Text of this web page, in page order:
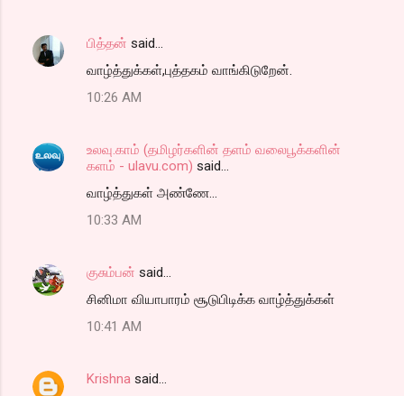
பித்தன் said…
வாழ்த்துக்கள்,புத்தகம் வாங்கிடுறேன்.
10:26 AM
உலவு.காம் (தமிழர்களின் தளம் வலைபூக்களின்
களம் - ulavu.com) said…
வாழ்த்துகள் அண்ணே...
10:33 AM
குசும்பன் said…
சினிமா வியாபாரம் சூடுபிடிக்க வாழ்த்துக்கள்
10:41 AM
Krishna said…